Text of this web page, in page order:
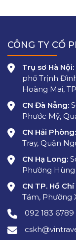
CÔNG TY CỔ
Trụ sơ Hà Nội:
phố Trịnh
Hoàng Mai,
CN Đà Nẵng:
Phước Mỹ,
CN Hải Phòng:
Tray, Quận
CN Hạ Long:
Phường Hùng
CN TP. Hồ
Tám, Phường
092 183 6789